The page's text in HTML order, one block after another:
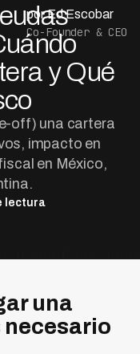
y Qué
off) una cartera
impacto en
en México,
lectura
por Ed Escobar
Co-Founder & CEO
una
necesario